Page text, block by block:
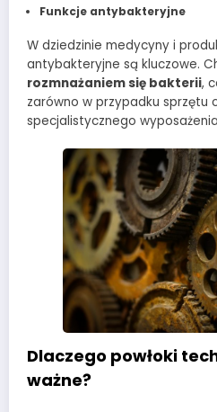
Funkcje antybakteryjne
W dziedzinie medycyny i
antybakteryjne są kluczowe.
rozmnażaniem się bakterii,
zarówno w przypadku sprzętu
specjalistycznego
Dlaczego powłoki
ważne?